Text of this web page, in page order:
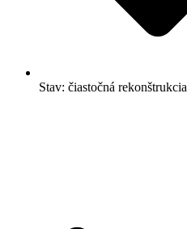
Stav: čiastočná rekonštrukcia